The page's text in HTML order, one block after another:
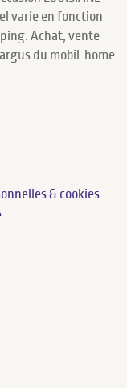
varie en fonction
Achat, vente
du mobil-home
& cookies